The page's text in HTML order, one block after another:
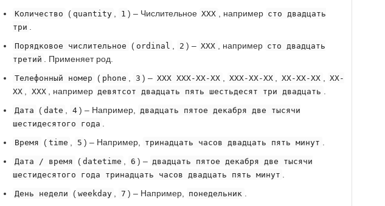
Количество ( quantity 1 ) – Числительное XXX , например сто двадцать
три
Порядковое числительное ( ordinal 2 ) – XXX , например сто двадцать
третий
. Применяет род.
Телефонный номер ( phone 3 ) – XXX XXX-XX-XX XXX-XX-XX XX-XX-XX
XX-
XX
XXX , например девятсот двадцать пять шестьдесят три двадцать
Дата ( date 4 ) – Например,
двадцать пятое декабря две тысячи
шестидесятого года
Время ( time 5 ) – Например, тринадцать часов двадцать пять минут
Дата / время ( datetime 6 ) – двадцать пятое декабря две тысячи
шестидесятого года тринадцать часов двадцать пять минут
День недели ( weekday 7 ) – Например, понедельник